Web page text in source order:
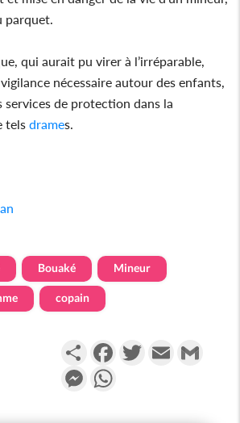
parquet.
qui aurait pu virer à l’irréparable,
nécessaire autour des enfants,
services de protection dans la
telsdrames.
Bouaké Mineur
copain
PartagerFacebookTwitterEmail
Messenger